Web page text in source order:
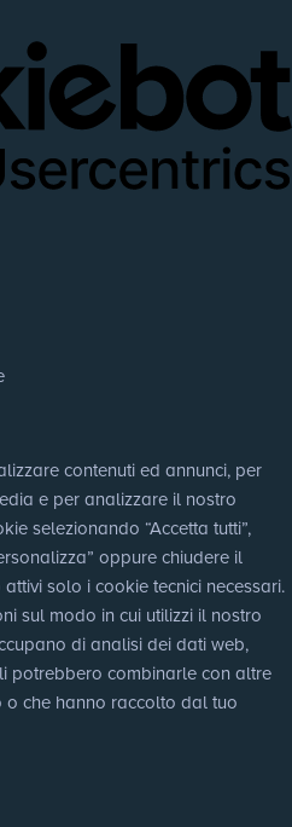
contenuti ed annunci, per
e per analizzare il nostro
selezionando “Accetta tutti”,
oppure chiudere il
solo i cookie tecnici necessari.
sul modo in cui utilizzi il nostro
di analisi dei dati web,
potrebbero combinarle con altre
che hanno raccolto dal tuo